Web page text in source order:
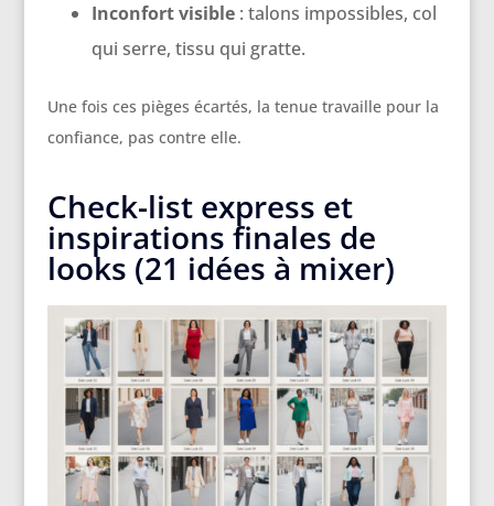
Inconfort visible: talons impossibles, col
qui serre, tissu qui gratte.
Une fois ces pièges écartés, la tenue travaille pour la
confiance, pas contre elle.
Check-list express et
inspirations finales de
looks (21 idées à mixer)